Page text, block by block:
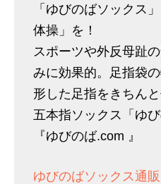
「ゆびのばソックス
体操」を！
スポーツや外反母趾
みに効果的。足指袋
形した足指をきちん
五本指ソックス「ゆ
『ゆびのば.com 』
ゆびのばソックス通販